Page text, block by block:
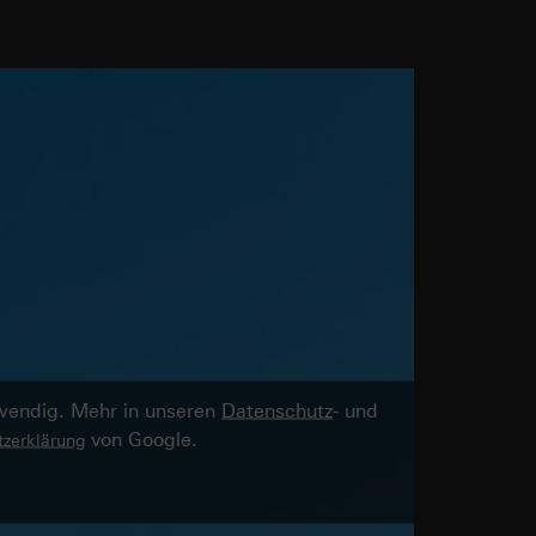
Mehr in unseren Datenschutz- und
von Google.